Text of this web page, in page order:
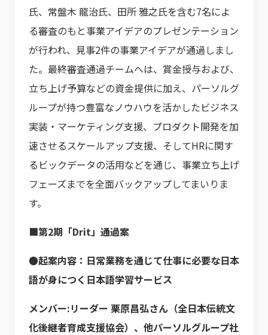
氏、常盤木 龍治氏、田所 雅之氏を含む7名によ
る審査のもと事業アイデアのプレゼンテーション
が行われ、見事2件の事業アイデアが通過しまし
た。最終審査通過チームへは、賞金授与および、
立ち上げ予算などの資金提供に加え、パーソルグ
ループが持つ豊富なノウハウを活かしたビジネス
実装・マーケティング支援、プロダクト開発を加
速させるスケールアップ支援、そしてHRに関す
るビックデータの活用などを通じ、事業立ち上げ
フェーズまでを全面バックアップしてまいりま
す。
■第2期「Drit」通過案
●起案内容：日常業務を通じて仕事に必要な日本
語が身につく日本語学習サービス
メンバー:リーダー 栗原昌弘さん（全日本伝統文
化後継者育成支援協会）、他パーソルグループ社